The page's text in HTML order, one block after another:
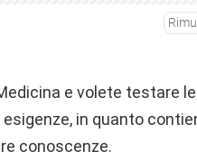
e volete testare
in quanto
conoscenze.